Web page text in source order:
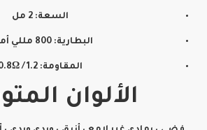
السعة: 2 مل
البطارية: 800 مللي أمبير
المقاومة: 1.2 / 0.8Ω
الألوان